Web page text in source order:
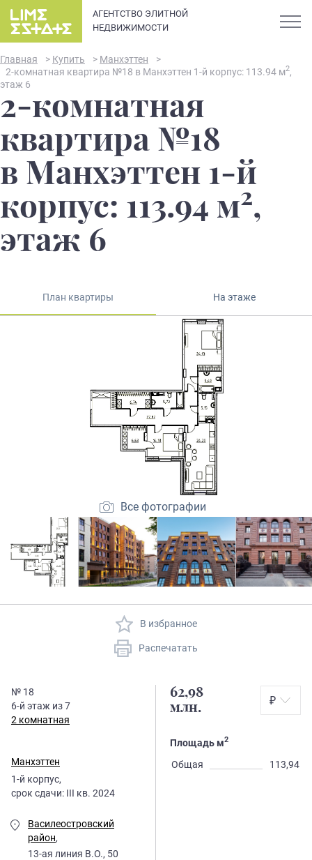
АГЕНТСТВО ЭЛИТНОЙ
НЕДВИЖИМОСТИ
О компании
Элитная недвижимость в
Санкт-Петербурге: каталог
квартир и апартаментов
Закрытые продажи
Главная > Купить > Манхэттен
>
2-комнатная квартира №18 в Манхэттен 1-й корпус: 113.94 м2,
этаж 6
2-комнатная
квартира №18
в Манхэттен 1-й
корпус: 113.94 м2,
этаж 6
План квартиры На этаже
Все фотографии
В избранное
Распечатать
№ 18
6-й этаж из7
2 комнатная
Манхэттен
1-й корпус,
срок сдачи: III кв. 2024
Василеостровский
район,
13-ая линия В.О., 50
62,98
млн.
₽
Площадь м2
Общая 113,94